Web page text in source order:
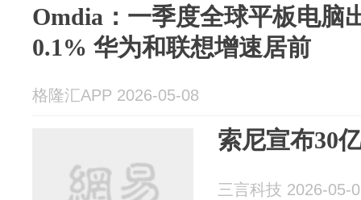
Omdia：一季度全球平板电脑
0.1% 华为和联想增速居前
格隆汇APP 2026-05-08
索尼宣布30
三言科技 2026-05-